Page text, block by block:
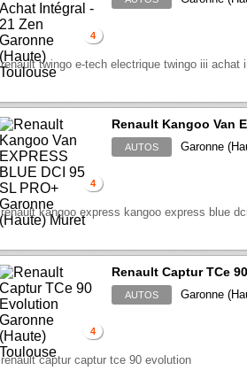
4
renault twingo e-tech electrique twingo iii achat
4
Renault Kangoo Van
AUTOS Garonne
renault kangoo express kangoo express blue
4
Renault Captur TCe
AUTOS Garonne
renault captur captur tce 90 evolution